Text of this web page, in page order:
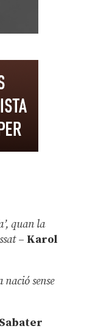
quan la
– Karol
nació sense